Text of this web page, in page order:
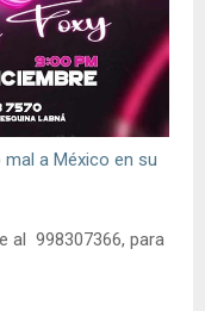
a México en su
al 998307366, para